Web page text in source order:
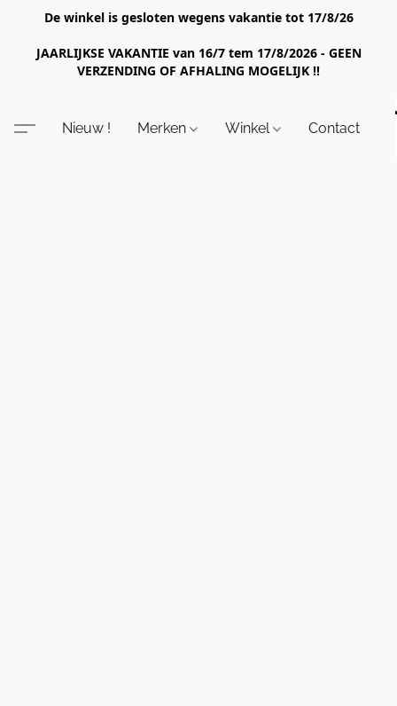
De winkel is gesloten wegens vakantie tot 17/8/26
JAARLIJKSE VAKANTIE van 16/7 tem 17/8/2026 - GEEN
VERZENDING OF AFHALING MOGELIJK !!
Nieuw ! Merken Winkel Contact